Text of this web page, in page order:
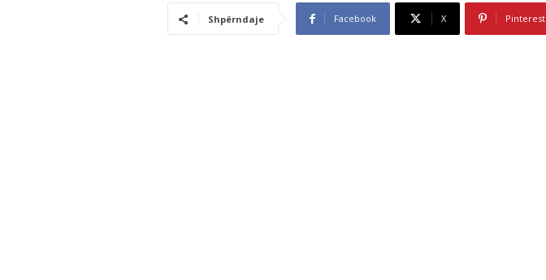
Shpërndaje Facebook X Pinterest